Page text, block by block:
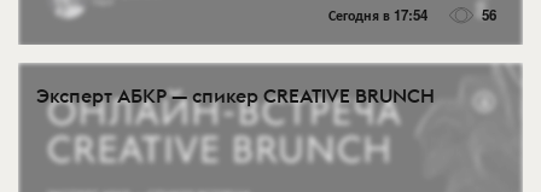
Сегодня в 17:54 56
Эксперт АБКР — спикер CREATIVE BRUNCH